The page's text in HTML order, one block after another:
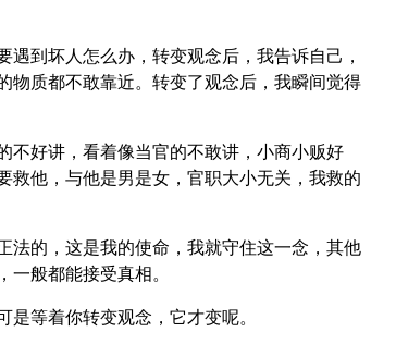
到坏人怎么办，转变观念后，我告诉自己，
物质都不敢靠近。转变了观念后，我瞬间觉得
不好讲，看着像当官的不敢讲，小商小贩好
他，与他是男是女，官职大小无关，我救的
法的，这是我的使命，我就守住这一念，其他
般都能接受真相。
等着你转变观念，它才变呢。